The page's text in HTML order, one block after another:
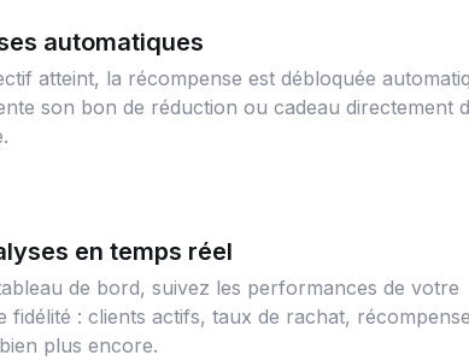
automatiques
atteint, la récompense est débloquée
son bon de réduction ou cadeau directement
en temps réel
de bord, suivez les performances de votre
fidélité : clients actifs, taux de rachat,
plus encore.